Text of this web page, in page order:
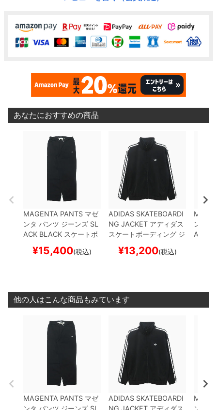
あなたにおすすめの商品
MAGENTA PANTS マゼ
ンタ パンツ ジーンズ SL
ACK BLACK スケートボ
¥15,400(税込)
ADIDAS SKATEBOARDI
NG JACKET アディダス
スケートボーディング ジ
BLACKIJ0958スケート
¥13,200(税込)
ンタ
ACK
他の人はこんな商品もみています
MAGENTA PANTS マゼ
ンタ パンツ ジーンズ SL
ADIDAS SKATEBOARDI
NG JACKET アディダス
ンタ